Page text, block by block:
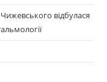
відбулася